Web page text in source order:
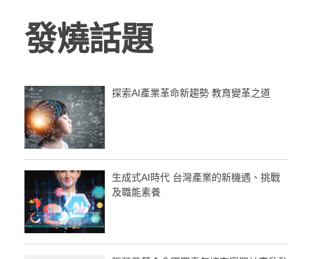
發燒話題
探索AI產業革命新趨勢 教育變革之道
生成式AI時代 台灣產業的新機遇、挑戰
及職能素養